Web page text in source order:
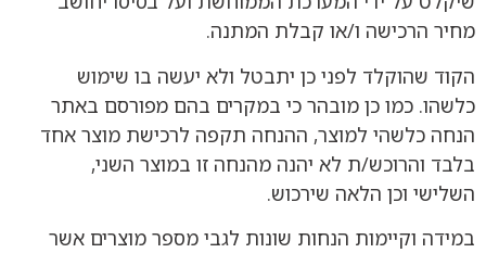
מחיר הרכישה ו/או קבלת המתנה.
הקוד שהוקלד לפני כן יתבטל ולא יעשה בו שימוש
כלשהו. כמו כן מובהר כי במקרים בהם מפורסם באתר
הנחה כלשהי למוצר, ההנחה תקפה לרכישת מוצר אחד
בלבד והרוכש/ת לא יהנה מהנחה זו במוצר השני,
השלישי וכן הלאה שירכוש.
במידה וקיימות הנחות שונות לגבי מספר מוצרים אשר